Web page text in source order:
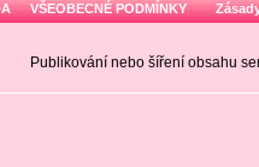
VŠEOBECNÉ PODMÍNKY
Publikování nebo šíření obsahu